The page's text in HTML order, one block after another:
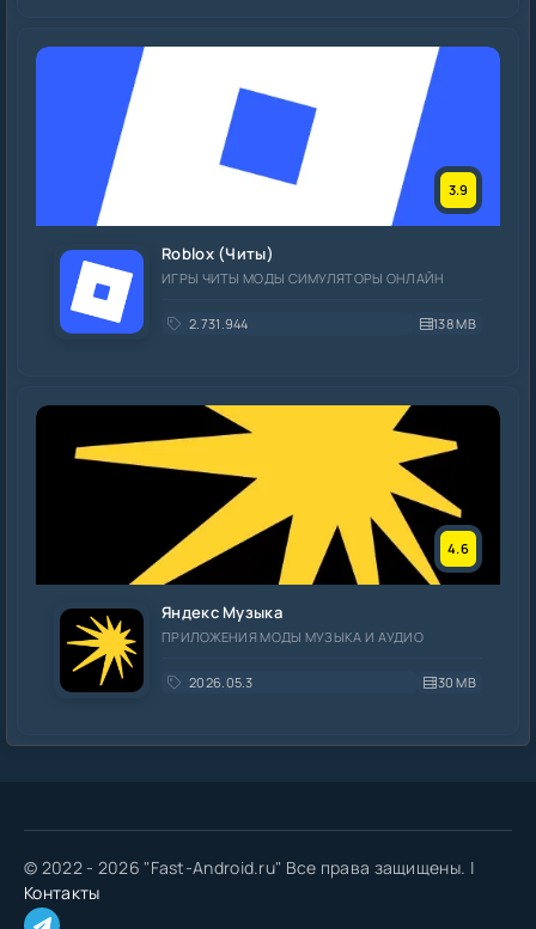
3.9
Roblox (Читы)
ИГРЫ ЧИТЫ МОДЫ СИМУЛЯТОРЫ ОНЛАЙН
2.731.944 138 MB
4.6
Яндекс Музыка
ПРИЛОЖЕНИЯ МОДЫ МУЗЫКА И АУДИО
2026.05.3 30 MB
© 2022 - 2026 "Fast-Android.ru" Все права защищены. |
Контакты